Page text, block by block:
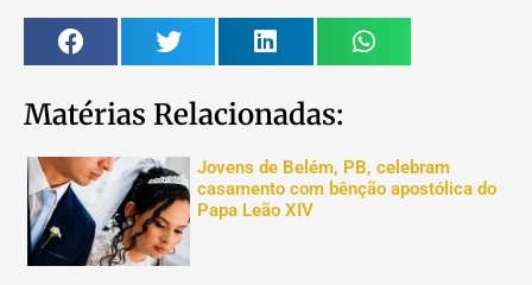
Matérias Relacionadas:
Jovens de Belém, PB, celebram
casamento com bênção apostólica do
Papa Leão XIV